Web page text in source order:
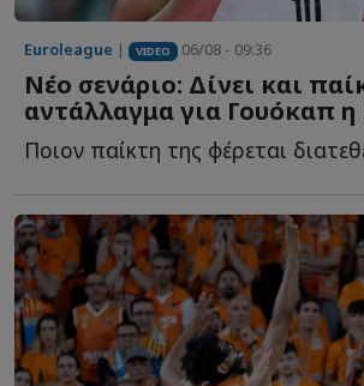
Euroleague | VIDEO 06/08 - 09:36
Νέο σενάριο: Δίνει και
αντάλλαγμα για Γουόκαπ